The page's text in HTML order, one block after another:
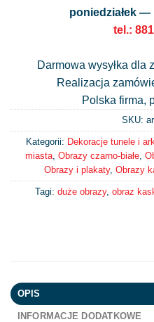
poniedziałek —
tel.:
Darmowa wysyłka dla
Realizacja
Polska firma,
SKU:
Kategorii: Dekoracje tunele i
miasta, Obrazy czarno-białe,
Obrazy i plakaty, Obrazy
Tagi: duże obrazy, obraz
OPIS
INFORMACJE DODATKOWE